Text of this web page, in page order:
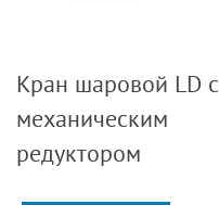
Кран шаровой LD с
механическим
редуктором